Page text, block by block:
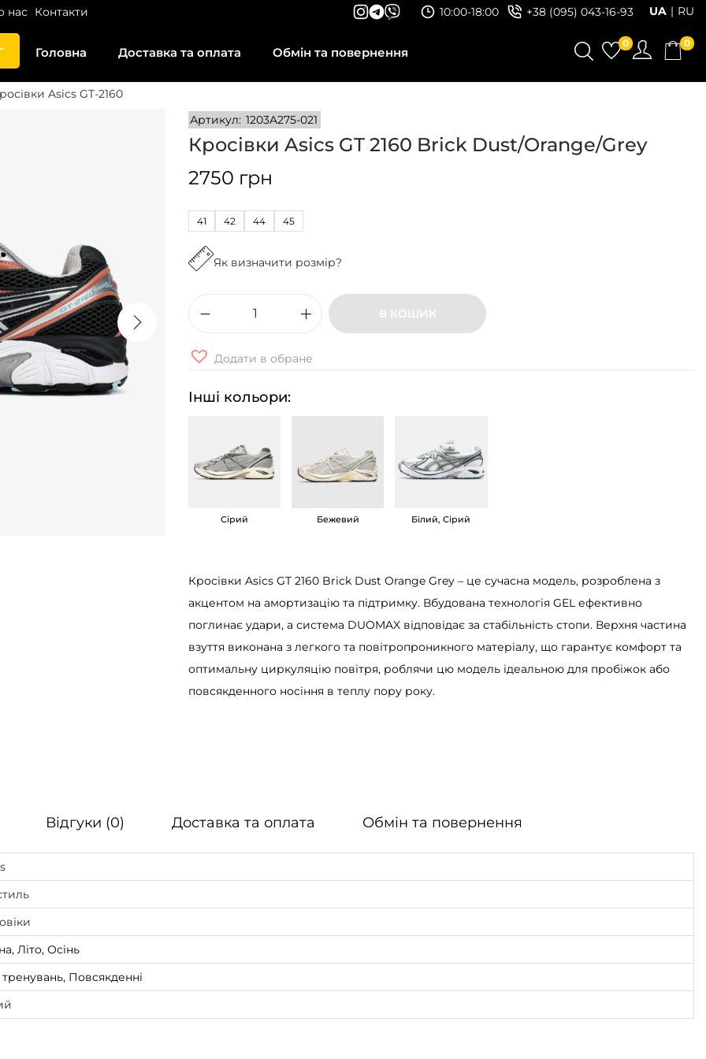
нас Контакти 10:00-18:00 +38 (095) 043-16-93 UA RU
Головна Доставка та оплата Обмін та повернення
0 0
Asics GT-2160
Артикул: 1203A275-021
Кросівки Asics GT 2160 Brick Dust/Orange/Grey
2750 грн
41 42 44 45
Як визначити розмір?
к
и
s
G
T
2
1
6
k
D
O
В КОШИК
Додати в обране
Інші кольори:
Сірий Бежевий Білий, Сірий
Кросівки Asics GT 2160 Brick Dust Orange Grey – це сучасна модель, розроблена з
акцентом на амортизацію та підтримку. Вбудована технологія GEL ефективно
поглинає удари, а система DUOMAX відповідає за стабільність стопи. Верхня частина
взуття виконана з легкого та повітропроникного матеріалу, що гарантує комфорт та
оптимальну циркуляцію повітря, роблячи цю модель ідеальною для пробіжок або
повсякденного носіння в теплу пору року.
Відгуки (0) Доставка та оплата Обмін та повернення
Літо, Осінь
Повсякденні